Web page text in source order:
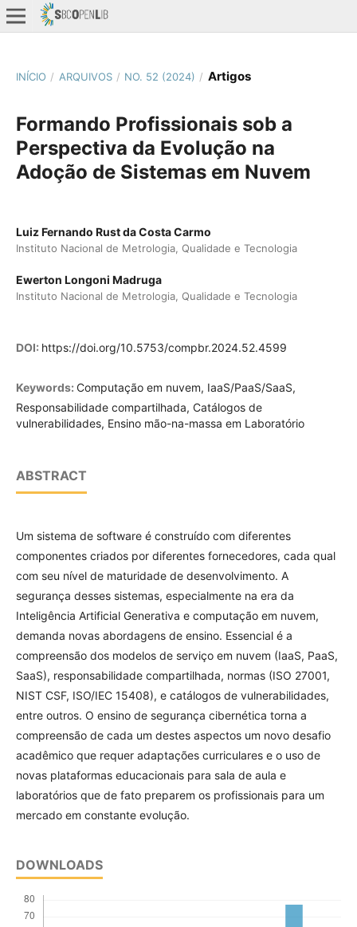
INÍCIO / ARQUIVOS / NO. 52 (2024) / Artigos
Formando Profissionais sob a
Perspectiva da Evolução na
Adoção de Sistemas em Nuvem
Luiz Fernando Rust da Costa Carmo
Instituto Nacional de Metrologia, Qualidade e Tecnologia
Ewerton Longoni Madruga
Instituto Nacional de Metrologia, Qualidade e Tecnologia
DOI: https://doi.org/10.5753/compbr.2024.52.4599
Keywords: Computação em nuvem, IaaS/PaaS/SaaS,
Responsabilidade compartilhada, Catálogos de
vulnerabilidades, Ensino mão-na-massa em Laboratório
ABSTRACT
Um sistema de software é construído com diferentes
componentes criados por diferentes fornecedores, cada qual
com seu nível de maturidade de desenvolvimento. A
segurança desses sistemas, especialmente na era da
Inteligência Artificial Generativa e computação em nuvem,
demanda novas abordagens de ensino. Essencial é a
compreensão dos modelos de serviço em nuvem (IaaS, PaaS,
SaaS), responsabilidade compartilhada, normas (ISO 27001,
NIST CSF, ISO/IEC 15408), e catálogos de vulnerabilidades,
entre outros. O ensino de segurança cibernética torna a
compreensão de cada um destes aspectos um novo desafio
acadêmico que requer adaptações curriculares e o uso de
novas plataformas educacionais para sala de aula e
laboratórios que de fato preparem os profissionais para um
mercado em constante evolução.
DOWNLOADS